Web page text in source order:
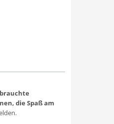
die Spaß am